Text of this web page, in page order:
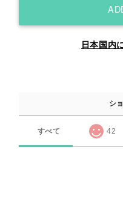
日本国内
シ
すべて 42